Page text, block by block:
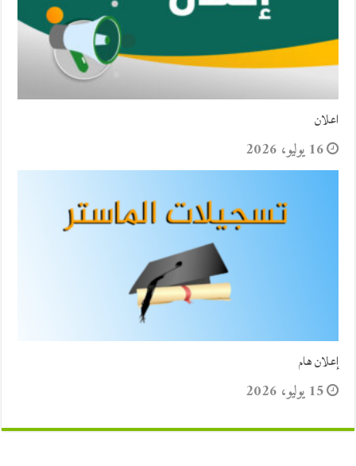
اعلان
16 يوليو، 2026
إعلان هام
15 يوليو، 2026